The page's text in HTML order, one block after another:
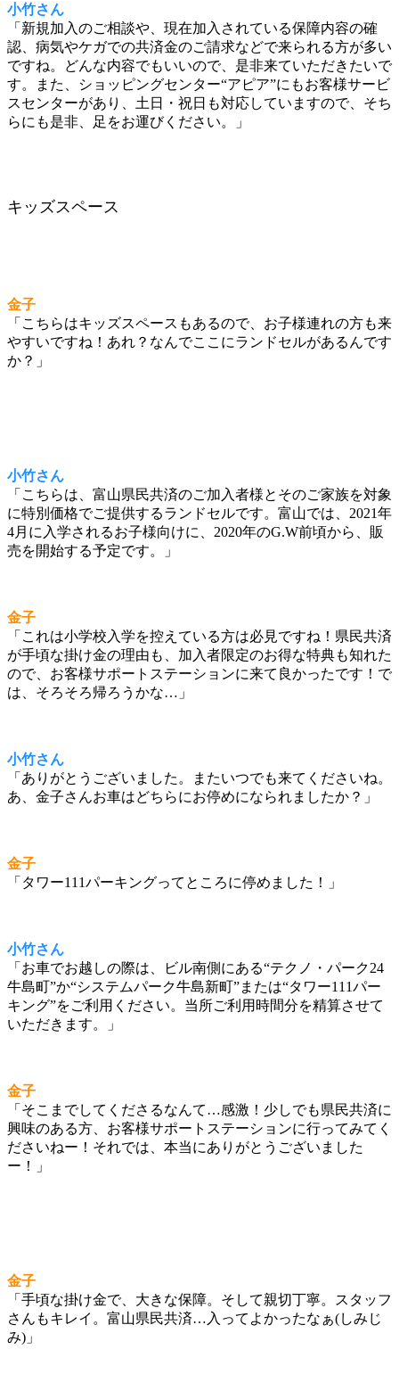
小竹さん
「新規加入のご相談や、現在加入されている保障内容の確
認、病気やケガでの共済金のご請求などで来られる方が多い
ですね。どんな内容でもいいので、是非来ていただきたいで
す。また、ショッピングセンター“アピア”にもお客様サービ
スセンターがあり、土日・祝日も対応していますので、そち
らにも是非、足をお運びください。」
キッズスペース
金子
「こちらはキッズスペースもあるので、お子様連れの方も来
やすいですね！あれ？なんでここにランドセルがあるんです
か？」
小竹さん
「こちらは、富山県民共済のご加入者様とそのご家族を対象
に特別価格でご提供するランドセルです。富山では、2021年
4月に入学されるお子様向けに、2020年のG.W前頃から、販
売を開始する予定です。」
金子
「これは小学校入学を控えている方は必見ですね！県民共済
が手頃な掛け金の理由も、加入者限定のお得な特典も知れた
ので、お客様サポートステーションに来て良かったです！で
は、そろそろ帰ろうかな…」
小竹さん
「ありがとうございました。またいつでも来てくださいね。
あ、金子さんお車はどちらにお停めになられましたか？」
金子
「タワー111パーキングってところに停めました！」
小竹さん
「お車でお越しの際は、ビル南側にある“テクノ・パーク24
牛島町”か“システムパーク牛島新町”または“タワー111パー
キング”をご利用ください。当所ご利用時間分を精算させて
いただきます。」
金子
「そこまでしてくださるなんて…感激！少しでも県民共済に
興味のある方、お客様サポートステーションに行ってみてく
ださいねー！それでは、本当にありがとうございました
ー！」
金子
「手頃な掛け金で、大きな保障。そして親切丁寧。スタッフ
さんもキレイ。富山県民共済…入ってよかったなぁ(しみじ
み)」